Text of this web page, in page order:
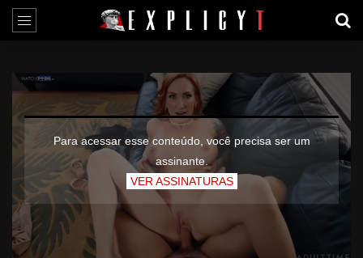
Para acessar esse conteúdo, você precisa ser um
assinante.
VER ASSINATURAS